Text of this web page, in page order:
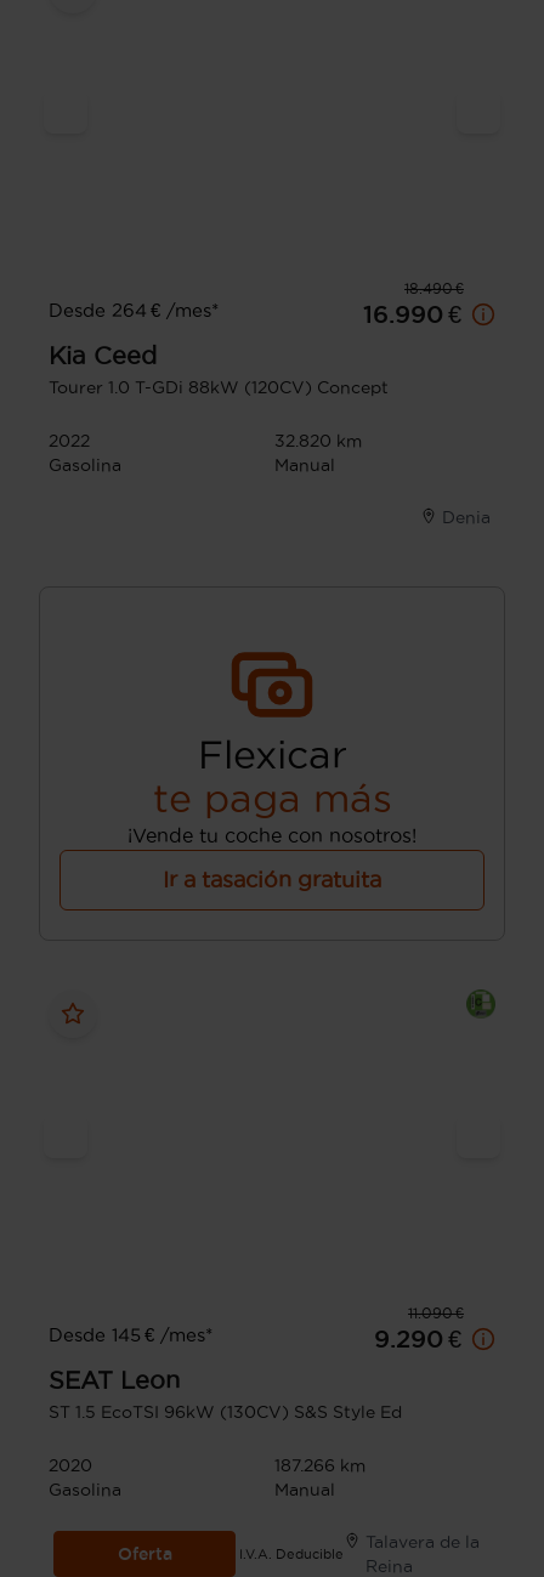
18.490 €
Desde 264 € /mes*
16.990 €
Kia Ceed
Tourer 1.0 T-GDi 88kW (120CV) Concept
2022
32.820 km
Gasolina
Manual
Denia
Flexicar
te paga más
¡Vende tu coche con nosotros!
Ir a tasación gratuita
11.090 €
Desde 145 € /mes*
9.290 €
SEAT Leon
ST 1.5 EcoTSI 96kW (130CV) S&S Style Ed
2020
187.266 km
Gasolina
Manual
Oferta I.V.A. Deducible
Talavera de la
Reina